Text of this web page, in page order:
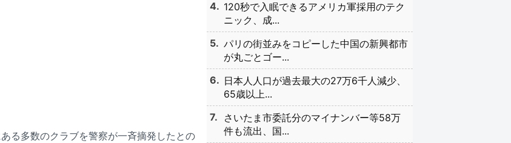
る多数のクラブを警察が一斉摘発したとの
120秒で入眠できるアメリカ軍採用のテク
ニック、成...
パリの街並みをコピーした中国の新興都市
が丸ごとゴー...
日本人人口が過去最大の27万6千人減少、
65歳以上...
さいたま市委託分のマイナンバー等58万
件も流出、国...